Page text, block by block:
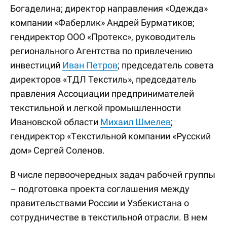
Богаделина; директор направления «Одежда»
компании «Фаберлик» Андрей Бурматиков;
гендиректор ООО «Протекс», руководитель
регионального Агентства по привлечению
инвестиций Иван Петров; председатель совета
директоров «ТДЛ Текстиль», председатель
правления Ассоциации предпринимателей
текстильной и легкой промышленности
Ивановской области Михаил Шмелев;
гендиректор «Текстильной компании «Русский
дом» Сергей Соленов.
В числе первоочередных задач рабочей группы
– подготовка проекта соглашения между
правительствами России и Узбекистана о
сотрудничестве в текстильной отрасли. В нем